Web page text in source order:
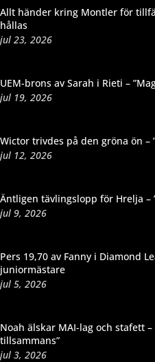
Allt händer kring Montler för
hållas
jul 23, 2026
UEM-brons av Sarah i Rieti –
jul 19, 2026
Wictor trivdes på den gröna ön –
jul 12, 2026
Äntligen tävlingslopp för Hrelja –
jul 9, 2026
Pers 19,70 av Fanny i Diamond
juniormästare
jul 5, 2026
Noah älskar MAI-lag och stafett
tillsammans”
jul 3, 2026